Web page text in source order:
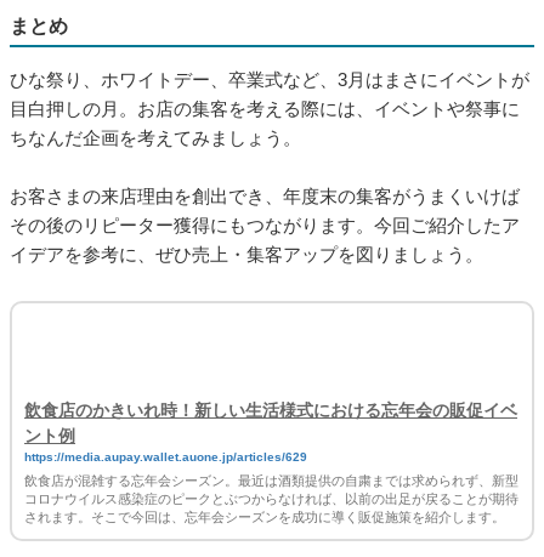
たとえば、来店や商品購入に対して限定エコバッグをプレゼン
トするのはいかがでしょうか。エコバッグはプラスチック削減
につながり、日常的に使ってもらえばお店の存在を知ってもら
う宣伝効果が期待できます。
そのほかにも、使用済みの商品（衣類や古本など）を持ち込ん
だ人、公共交通機関や自転車で来店した人に割引を実施するな
どが考えられるので、ぜひこの機会に環境にやさしい販促を行
ひな祭り、ホワイトデー、卒業式など、3月はまさにイベントが
目白押しの月。お店の集客を考える際には、イベントや祭事に
ちなんだ企画を考えてみましょう。
お客さまの来店理由を創出でき、年度末の集客がうまくいけば
その後のリピーター獲得にもつながります。今回ご紹介したア